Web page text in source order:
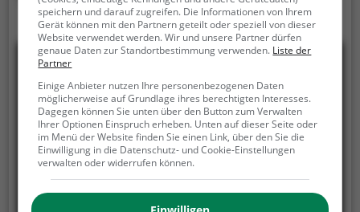
Atmosphäre lädt dazu ein, sich bei einem
gemütlichen Abendessen wohlzufühlen und die
Vielfalt der asiatischen Küche zu entdecken. Ein
Besuch im Dok Khun verspricht einen kulinarischen
Ausflug in den fernen Osten, ohne die heimische
Gemütlichkeit zu verlassen.
speichern und darauf zugreifen. Die Informationen von Ihrem
Gerät können mit den Partnern geteilt oder speziell von dieser
Website verwendet werden. Wir und unsere Partner dürfen
genaue Daten zur Standortbestimmung verwenden. Liste der
Partner
Einige Anbieter nutzen Ihre personenbezogenen Daten
möglicherweise auf Grundlage ihres berechtigten Interesses.
Dagegen können Sie unten über den Button zum Verwalten
Ihrer Optionen Einspruch erheben. Unten auf dieser Seite oder
im Menü der Website finden Sie einen Link, über den Sie die
Einwilligung in die Datenschutz- und Cookie-Einstellungen
verwalten oder widerrufen können.